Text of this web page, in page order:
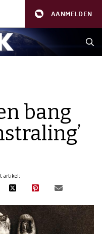
AANMELDEN
bang
artikel: